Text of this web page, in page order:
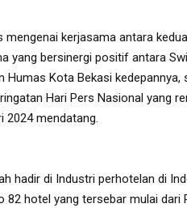
mengenai kerjasama antara
yang bersinergi positif antara
Humas Kota Bekasi kedepannya,
Hari Pers Nasional yang
2024 mendatang.
hadir di Industri perhotelan di
hotel yang tersebar mulai dari